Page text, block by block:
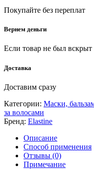
Покупайте без переплат
Вернем деньги
Если товар не был вскрыт
Доставка
Доставим сразу
Категории: Маски,
за волосами
Бренд: Elastine
Описание
Способ применения
Отзывы (0)
Примечание